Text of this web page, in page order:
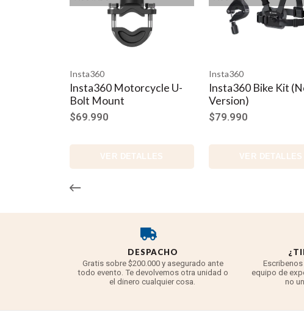
Insta360
Insta360 Motorcycle U-
Bolt Mount
$69.990
VER DETALLES
Insta360
Insta360 Bike Kit
Version)
$79.990
VER DETALLES
DESPACHO
Gratis sobre $200.000 y asegurado ante
todo evento. Te devolvemos otra unidad o
el dinero cualquier cosa.
equipo de
no